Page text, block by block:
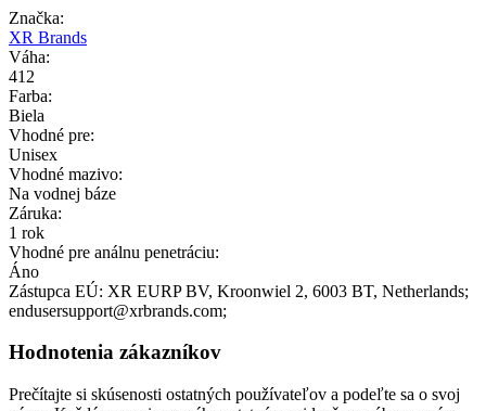
Značka:
XR Brands
Váha:
412
Farba:
Biela
Vhodné pre:
Unisex
Vhodné mazivo:
Na vodnej báze
Záruka:
1 rok
Vhodné pre análnu penetráciu:
Áno
Zástupca EÚ: XR EURP BV, Kroonwiel 2, 6003 BT, Netherlands;
endusersupport@xrbrands.com;
Hodnotenia zákazníkov
Prečítajte si skúsenosti ostatných používateľov a podeľte sa o svoj